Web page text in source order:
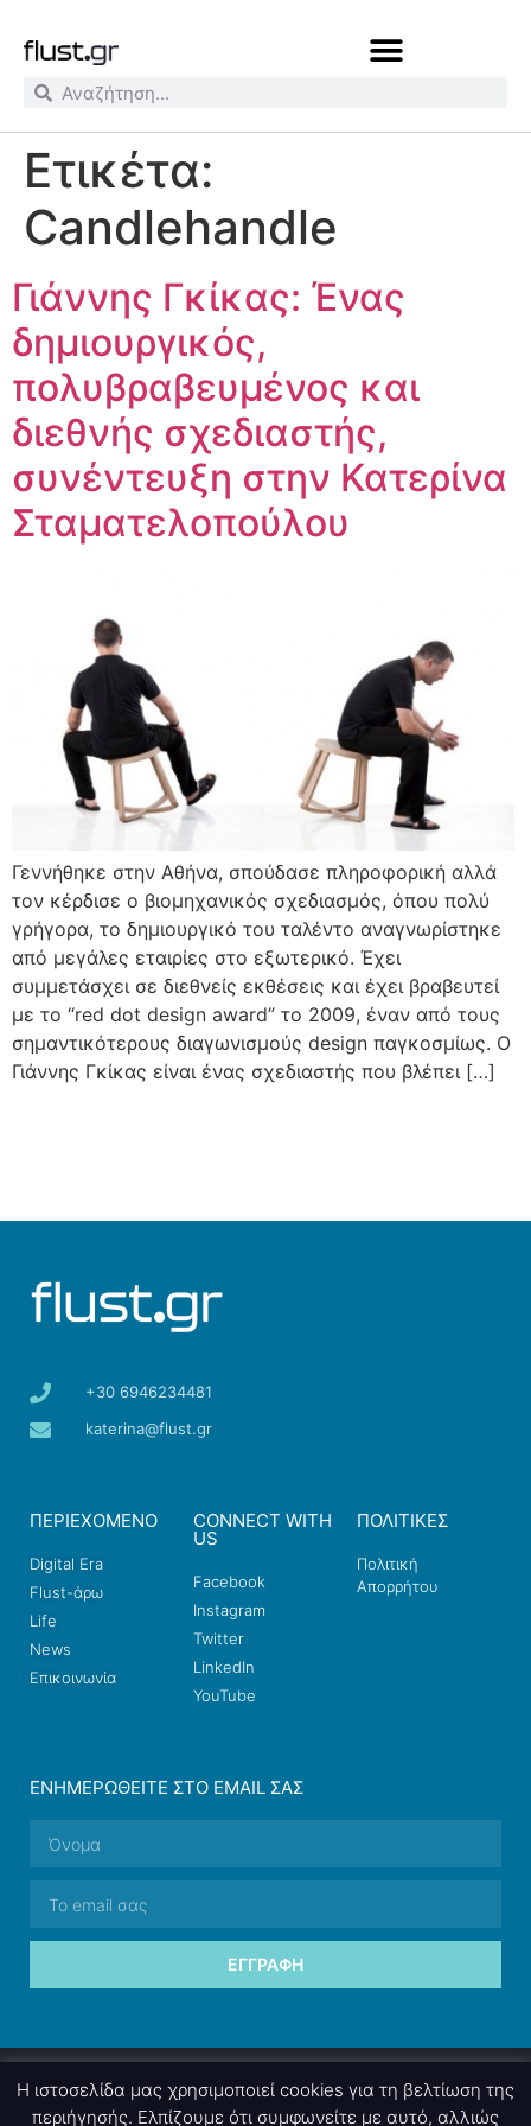
Ετικέτα:
Candlehandle
Γιάννης Γκίκας: Ένας
δημιουργικός,
πολυβραβευμένος και
διεθνής σχεδιαστής,
συνέντευξη στην Κατερίνα
Σταματελοπούλου
Γεννήθηκε στην Αθήνα, σπούδασε πληροφορική αλλά
τον κέρδισε ο βιομηχανικός σχεδιασμός, όπου πολύ
γρήγορα, το δημιουργικό του ταλέντο αναγνωρίστηκε
από μεγάλες εταιρίες στο εξωτερικό. Έχει
συμμετάσχει σε διεθνείς εκθέσεις και έχει βραβευτεί
με το “red dot design award” το 2009, έναν από τους
σημαντικότερους διαγωνισμούς design παγκοσμίως. Ο
Γιάννης Γκίκας είναι ένας σχεδιαστής που βλέπει […]
+30 6946234481
katerina@flust.gr
ΠΕΡΙΕΧΟΜΕΝΟ
Digital Era
Flust-άρω
Life
News
Επικοινωνία
CONNECT WITH
US
Facebook
Instagram
Twitter
LinkedIn
YouTube
ΠΟΛΙΤΙΚΕΣ
Πολιτική
Απορρήτου
ΕΝΗΜΕΡΩΘΕΊΤΕ ΣΤΟ EMAIL ΣΑΣ
ΕΓΓΡΑΦΉ
Η ιστοσελίδα μας χρησιμοποιεί cookies για τη βελτίωση της
περιήγησής. Ελπίζουμε ότι συμφωνείτε με αυτό, αλλιώς